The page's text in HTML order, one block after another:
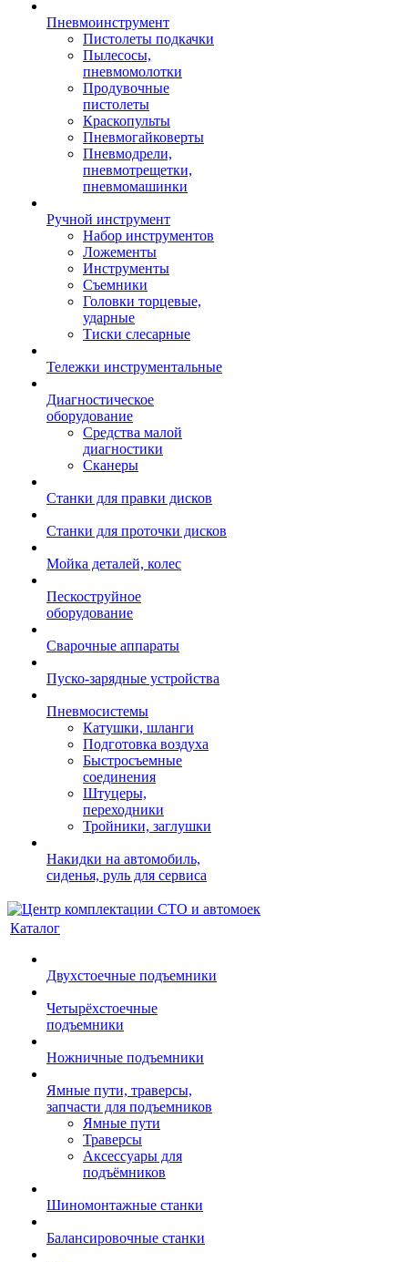
Пневмоинструмент
Пистолеты подкачки
Пылесосы,
пневмомолотки
Продувочные
пистолеты
Краскопульты
Пневмогайковерты
Пневмодрели,
пневмотрещетки,
пневмомашинки
Ручной инструмент
Набор инструментов
Ложементы
Инструменты
Съемники
Головки торцевые,
ударные
Тиски слесарные
Тележки инструментальные
Диагностическое
оборудование
Средства малой
диагностики
Сканеры
Станки для правки дисков
Станки для проточки дисков
Мойка деталей, колес
Пескоструйное
оборудование
Сварочные аппараты
Пуско-зарядные устройства
Пневмосистемы
Катушки, шланги
Подготовка воздуха
Быстросъемные
соединения
Штуцеры,
переходники
Тройники, заглушки
Накидки на автомобиль,
сиденья, руль для сервиса
Каталог
Двухстоечные подъемники
Четырёхстоечные
подъемники
Ножничные подъемники
Ямные пути, траверсы,
запчасти для подъемников
Ямные пути
Траверсы
Аксессуары для
подъёмников
Шиномонтажные станки
Балансировочные станки